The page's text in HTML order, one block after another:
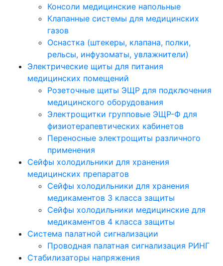
Консоли медицинские напольные
Клапанные системы для медицинских
газов
Оснастка (штекеры, клапана, полки,
рельсы, инфузоматы, увлажнители)
Электрические щиты для питания
медицинских помещений
Розеточные щиты ЭЩР для подключения
медицинского оборудования
Электрощитки групповые ЭЩР-Ф для
физиотерапевтических кабинетов
Переносные электрощиты различного
применения
Сейфы холодильники для хранения
медицинских препаратов
Сейфы холодильники для хранения
медикаментов 3 класса защиты
Сейфы холодильники медицинские для
медикаментов 4 класса защиты
Система палатной сигнализации
Проводная палатная сигнализация РИНГ
Стабилизаторы напряжения